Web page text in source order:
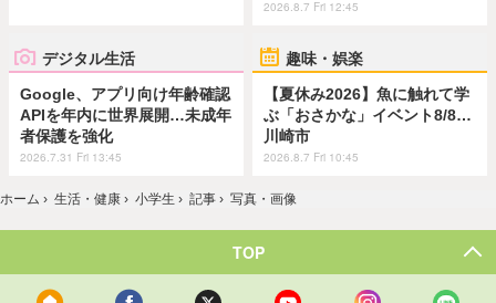
2026.8.7 Fri 12:45
デジタル生活
Google、アプリ向け年齢確認
APIを年内に世界展開…未成年
者保護を強化
2026.7.31 Fri 13:45
趣味・娯楽
【夏休み2026】魚に触れて学
ぶ「おさかな」イベント8/8…
川崎市
2026.8.7 Fri 10:45
ホーム › 生活・健康 › 小学生 › 記事 › 写真・画像
TOP